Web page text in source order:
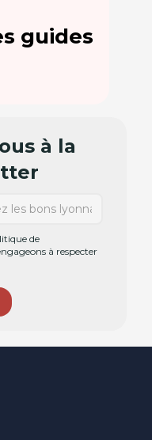
guides
à la
de
à respecter